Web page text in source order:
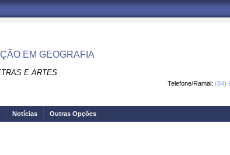
EM GEOGRAFIA
E ARTES
Telefone/Ramal: (84)
Notícias Outras Opções